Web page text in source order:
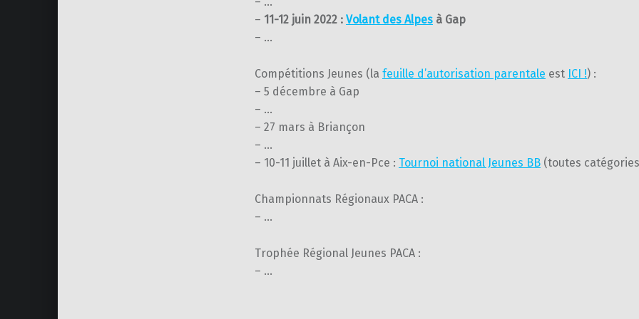
– 11-12 juin 2022 : Volant des Alpesà Gap
– …
Compétitions Jeunes (la feuille d’autorisation parentale est ICI !) :
– 5 décembre à Gap
– …
– 27 mars à Briançon
– …
– 10-11 juillet à Aix-en-Pce : Tournoi national Jeunes BB(toutes
Championnats Régionaux PACA :
– …
Trophée Régional Jeunes PACA :
– …